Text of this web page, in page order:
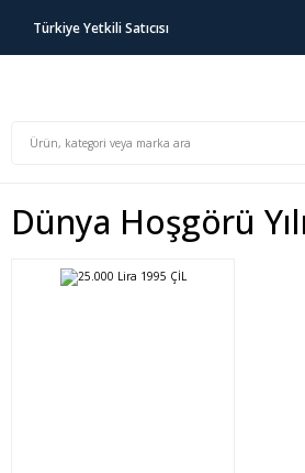
Türkiye Yetkili Satıcısı
Dünya Hoşgörü Yılı